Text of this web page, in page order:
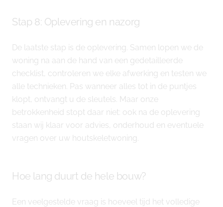
Stap 8: Oplevering en nazorg
De laatste stap is de oplevering. Samen lopen we de
woning na aan de hand van een gedetailleerde
checklist, controleren we elke afwerking en testen we
alle technieken. Pas wanneer alles tot in de puntjes
klopt, ontvangt u de sleutels. Maar onze
betrokkenheid stopt daar niet: ook na de oplevering
staan wij klaar voor advies, onderhoud en eventuele
vragen over uw houtskeletwoning.
Hoe lang duurt de hele bouw?
Een veelgestelde vraag is hoeveel tijd het volledige